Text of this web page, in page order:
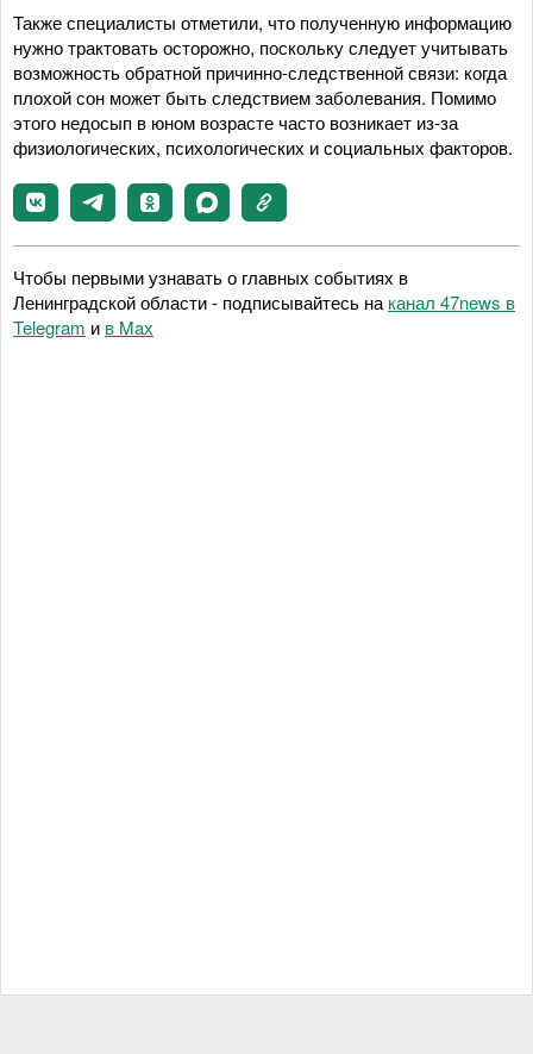
Также специалисты отметили, что полученную информацию
нужно трактовать осторожно, поскольку следует учитывать
возможность обратной причинно-следственной связи: когда
плохой сон может быть следствием заболевания. Помимо
этого недосып в юном возрасте часто возникает из-за
физиологических, психологических и социальных факторов.
Чтобы первыми узнавать о главных событиях в
Ленинградской области - подписывайтесь на канал 47news в
Telegram и в Maх